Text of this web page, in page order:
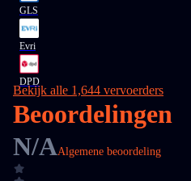
GLS
Evri
DPD
Bekijk alle 1,644 vervoerders
Beoordelingen
N/AAlgemene beoordeling